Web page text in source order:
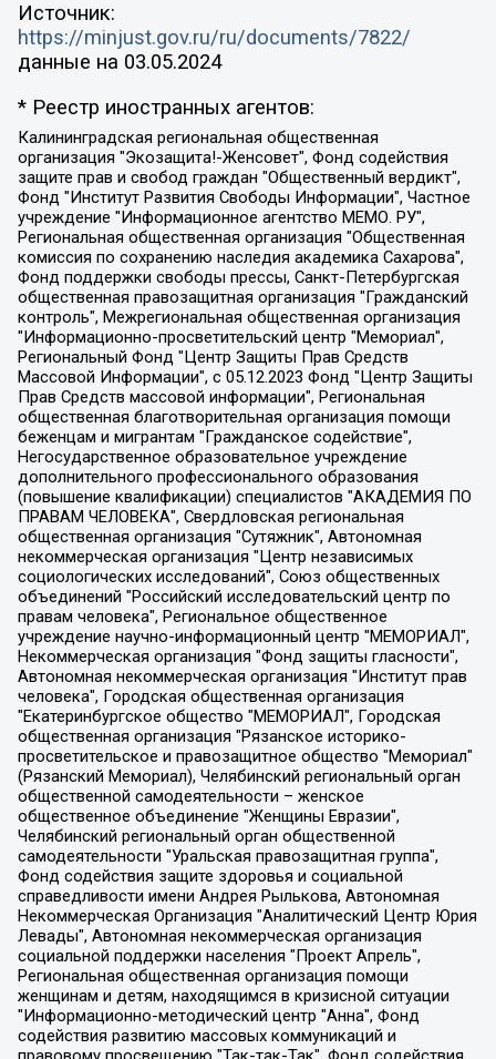
Источник:
https://minjust.gov.ru/ru/documents/7822/
данные на 03.05.2024
* Реестр иностранных агентов:
Калининградская региональная общественная организация "Экозащита!-Женсовет", Фонд содействия защите прав и свобод граждан "Общественный вердикт", Фонд "Институт Развития Свободы Информации", Частное учреждение "Информационное агентство МЕМО. РУ", Региональная общественная организация "Общественная комиссия по сохранению наследия академика Сахарова", Фонд поддержки свободы прессы, Санкт-Петербургская общественная правозащитная организация "Гражданский контроль", Межрегиональная общественная организация "Информационно-просветительский центр "Мемориал", Региональный Фонд "Центр Защиты Прав Средств Массовой Информации", с 05.12.2023 Фонд "Центр Защиты Прав Средств массовой информации", Региональная общественная благотворительная организация помощи беженцам и мигрантам "Гражданское содействие", Негосударственное образовательное учреждение дополнительного профессионального образования (повышение квалификации) специалистов "АКАДЕМИЯ ПО ПРАВАМ ЧЕЛОВЕКА", Свердловская региональная общественная организация "Сутяжник", Автономная некоммерческая организация "Центр независимых социологических исследований", Союз общественных объединений "Российский исследовательский центр по правам человека", Региональное общественное учреждение научно-информационный центр "МЕМОРИАЛ", Некоммерческая организация "Фонд защиты гласности", Автономная некоммерческая организация "Институт прав человека", Городская общественная организация "Екатеринбургское общество "МЕМОРИАЛ", Городская общественная организация "Рязанское историко-просветительское и правозащитное общество "Мемориал" (Рязанский Мемориал), Челябинский региональный орган общественной самодеятельности – женское общественное объединение "Женщины Евразии", Челябинский региональный орган общественной самодеятельности "Уральская правозащитная группа", Фонд содействия защите здоровья и социальной справедливости имени Андрея Рылькова, Автономная Некоммерческая Организация "Аналитический Центр Юрия Левады", Автономная некоммерческая организация социальной поддержки населения "Проект Апрель", Региональная общественная организация помощи женщинам и детям, находящимся в кризисной ситуации "Информационно-методический центр "Анна", Фонд содействия развитию массовых коммуникаций и правовому просвещению "Так-так-Так", Фонд содействия устойчивому развитию "Серебряная тайга", Свердловский региональный общественный фонд социальных проектов "Новое время", "Idel.Реалии", Кавказ.Реалии, Крым.Реалии, Телеканал Настоящее Время, Татаро-башкирская служба Радио Свобода (Azatliq Radiosi), Радио Свободная Европа/Радио Свобода (PCE/PC), "Сибирь.Реалии", "Фактограф", Благотворительный фонд помощи осужденным и их семьям, Автономная некоммерческая организация "Институт глобализации и социальных движений", Фонд "В защиту прав заключенных", Частное учреждение "Центр поддержки и содействия развитию средств массовой информации", Пензенский региональный общественный благотворительный фонд "Гражданский союз", "Север.Реалии", Некоммерческая организация Фонд "Правовая инициатива", Общество с ограниченной ответственностью "Радио Свободная Европа/Радио Свобода", Чешское информационное агентство "MEDIUM-ORIENT", Красноярская региональная общественная организация "Мы против СПИДа", Камалягин Денис Николаевич, Маркелов Сергей Евгеньевич, Пономарев Лев Александрович, Савицкая Людмила Алексеевна, Автономная некоммерческая организация "Центр по работе с проблемой насилия "НАСИЛИЮ.НЕТ", Межрегиональный профессиональный союз работников здравоохранения "Альянс врачей", Юридическое лицо, зарегистрированное в Латвийской Республике, SIA "Medusa Project" (регистрационный номер 40103797863, дата регистрации 10.06.2014), Некоммерческая организация "Фонд по борьбе с коррупцией", Автономная некоммерческая организация "Институт права и публичной политики", Баданин Роман Сергеевич, Гликин Максим Александрович, Железнова Мария Михайловна, Лукьянова Юлия Сергеевна, Маетная Елизавета Витальевна, Маняхин Петр Борисович, Чуракова Ольга Владимировна, Ярош Юлия Петровна, Юридическое лицо "The Insider SIA", зарегистрированное в Риге, Латвийская Республика (дата регистрации 26.06.2015), являющееся администратором доменного имени интернет-издания "The Insider SIA", https://theins.ru, Постернак Алексей Евгеньевич, Рубин Михаил Аркадьевич, Анин Роман Александрович, Юридическое лицо Istories fonds, зарегистрированное в Латвийской Республике (регистрационный номер 50008295751, дата регистрации 24.02.2020), Великовский Дмитрий Александрович, Долинина Ирина Николаевна, Мароховская Алеся Алексеевна, Шлейнов Роман Юрьевич, Шмагун Олеся Валентиновна, Общество с ограниченной ответственностью "Альтаир 2021", Общество с ограниченной ответственностью "Вега 2021", Общество с ограниченной ответственностью "Главный редактор 2021", Общество с ограниченной ответственностью "Ромашки монолит", Важенков Артем Валерьевич, Ивановская областная общественная организация "Центр гендерных исследований", Гурман Юрий Альбертович, Медиапроект "ОВД-Инфо", Егоров Владимир Владимирович, Жилинский Владимир Александрович, Общество с ограниченной ответственностью "ЗП", Иванова София Юрьевна, Карезина Инна Павловна, Кильтау Екатерина Викторовна, Петров Алексей Викторович, Пискунов Сергей Евгеньевич, Смирнов Сергей Сергеевич, Тихонов Михаил Сергеевич, Общество с ограниченной ответственностью "ЖУРНАЛИСТ-ИНОСТРАННЫЙ АГЕНТ", Арапова Галина Юрьевна, Вольтская Татьяна Анатольевна, Американская компания "Mason G.E.S. Anonymous Foundation" (США), являющаяся владельцем интернет-издания https://mnews.world/, Компания "Stichting Bellingcat", зарегистрированная в Нидерландах (дата регистрации 11.07.2018), Захаров Андрей Вячеславович, Клепиковская Екатерина Дмитриевна, Общество с ограниченной ответственностью "МЕМО", Перл Роман Александрович, Симонов Евгений Алексеевич, Соловьева Елена Анатольевна, Сотников Даниил Владимирович, Сурначева Елизавета Дмитриевна, Автономная некоммерческая организация по защите прав человека и информированию населения "Якутия – Наше Мнение", Общество с ограниченной ответственностью "Москоу диджитал медиа", с 26.01.2023 Общество с ограниченной ответственностью "Чайка Белые сады", Ветошкина Валерия Валерьевна, Заговора Максим Александрович, Межрегиональное общественное движение "Российская ЛГБТ - сеть", Оленичев Максим Владимирович, Павлов Иван Юрьевич, Скворцова Елена Сергеевна, Общество с ограниченной ответственностью "Как бы инагент", Кочетков Игорь Викторович, Общество с ограниченной ответственностью "Честные выборы", Еланчик Олег Александрович, Общество с ограниченной ответственностью "Нобелевский призыв", Гималова Регина Эмилевна, Григорьев Андрей Валерьевич, Григорьева Алина Александровна, Ассоциация по содействию защите прав призывников, альтернативнослужащих и военнослужащих "Правозащитная группа "Гражданин.Армия.Право", Хисамова Регина Фаритовна, Автономная некоммерческая организация по реализации социально-правовых программ "Лилит", Дальневосточное общественное движение "Маяк", Санкт-Петербургская ЛГБТ-инициативная группа "Выход", Инициативная группа ЛГБТ+ "Реверс", Алексеев Андрей Викторович, Бекбулатова Таисия Львовна, Беляев Иван Михайлович, Владыкина Елена Сергеевна, Гельман Марат Александрович, Никульшина Вероника Юрьевна, Толоконникова Надежда Андреевна, Шендерович Виктор Анатольевич, Общество с ограниченной ответственностью "Данное сообщение", Общество с ограниченной ответственностью Издательский дом "Новая глава", Айнбиндер Александра Александровна, Московский комьюнити-центр для ЛГБТ+инициатив, Благотворительный фонд развития филантропии, Deutsche Welle (Германия, Kurt-Schumacher-Strasse 3, 53113 Bonn), Борзунова Мария Михайловна, Воробьев Виктор Викторович, Голубева Анна Львовна, Константинова Алла Михайловна, Малкова Ирина Владимировна, Мурадов Мурад Абдулгалимович, Осетинская Елизавета Николаевна, Понасенков Евгений Николаевич, Ганапольский Матвей Юрьевич, Киселев Евгений Алексеевич, Борухович Ирина Григорьевна, Дремин Иван Тимофеевич, Дубровский Дмитрий Викторович, Красноярская региональная общественная организация поддержки и развития альтернативных образовательных технологий и межкультурных коммуникаций "ИНТЕРРА", Маяковская Екатерина Алексеевна, Фейгин Марк Захарович, Филимонов Андрей Викторович, Дзугкоева Регина Николаевна, Доброхотов Роман Александрович, Дудь Юрий Александрович, Елкин Сергей Владимирович, Кругликов Кирилл Игоревич, Сабунаева Мария Леонидовна, Семенов Алексей Владимирович, Шаинян Карен Багратович, Шульман Екатерина Михайловна, Асафьев Артур Валерьевич, Вахштайн Виктор Семенович, Венедиктов Алексей Алексеевич, Лушникова Екатерина Евгеньевна, Волков Леонид Михайлович, Невзоров Александр Глебович, Пархоменко Сергей Борисович, Сироткин Ярослав Николаевич, Кара-Мурза Владимир Владимирович, Баранова Наталья Владимировна, Гозман Леонид Яковлевич, Кагарлицкий Борис Юльевич, Климарев Михаил Валерьевич, Милов Владимир Станиславович, Автономная некоммерческая организация Краснодарский центр современного искусства "Типография", Моргенштерн Алишер Тагирович, Соболь Любовь Эдуардовна, Общество с ограниченной ответственностью "ЛИЗА НОРМ", Каспаров Гарри Кимович, Ходорковский Михаил Борисович, Общество с ограниченной ответственностью "Апрельские тезисы", Данилович Ирина Брониславовна, Кашин Олег Владимирович, Петров Николай Владимирович, Пивоваров Алексей Владимирович, Соколов Михаил Владимирович, Цветкова Юлия Владимировна, Чичваркин Евгений Александрович, Комитет против пыток/Команда против пыток, Общество с ограниченной ответственностью "Первый научный", Общество с ограниченной ответственностью "Вертолет и ко", Белоцерковская Вероника Борисовна, Кац Максим Евгеньевич, Лазарева Татьяна Юрьевна, Шаведдинов Руслан Табризович, Яшин Илья Валерьевич, Общество с ограниченной ответственностью "Иноагент ААВ", Алешковский Дмитрий Петрович, Альбац Евгения Марковна, Быков Дмитрий Львович, Галямина Юлия Евгеньевна, Лойко Сергей Леонидович, Мартынов Кирилл Константинович, Медведев Сергей Александрович, Крашенинников Федор Геннадиевич, Гордеева Катерина Вл